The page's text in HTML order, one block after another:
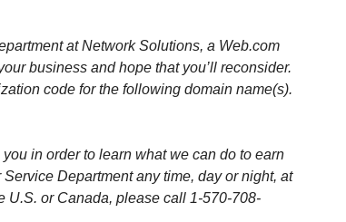
at Network Solutions, a Web.com
business and hope that you’ll reconsider.
code for the following domain name(s).
in order to learn what we can do to earn
Department any time, day or night, at
U.S. or Canada, please call 1-570-708-